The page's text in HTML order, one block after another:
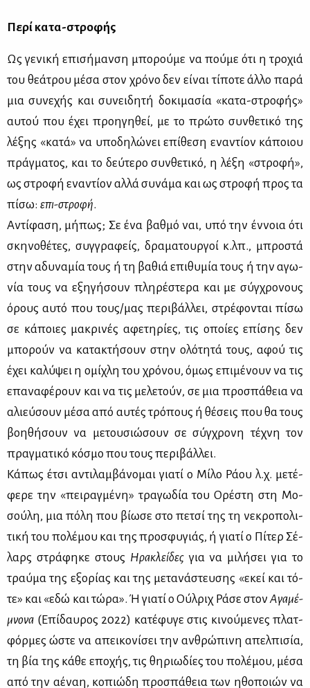
Πε­ρί κα­τα-στρο­φής
Ως γε­νι­κή επι­σή­μαν­ση μπο­ρού­με να πού­με ότι η τρο­χιά
του θε­ά­τρου μέ­σα στον χρό­νο δεν εί­ναι τί­πο­τε άλ­λο πα­ρά
μια συ­νε­χής και συ­νει­δη­τή δο­κι­μα­σία «κα­τα-στρο­φής»
αυ­τού που έχει προη­γη­θεί, με το πρώ­το συν­θε­τι­κό της
λέ­ξης «κα­τά» να υπο­δη­λώ­νει επί­θε­ση ενα­ντί­ον κά­ποιου
πράγ­μα­τος, και το δεύ­τε­ρο συν­θε­τι­κό, η λέ­ξη «στρο­φή»,
ως στρο­φή ενα­ντί­ον αλ­λά συ­νά­μα και ως στρο­φή προς τα
πί­σω: επι-στρο­φή.
Αντί­φα­ση, μή­πως; Σε ένα βαθ­μό ναι, υπό την έν­νοια ότι
σκη­νο­θέ­τες, συγ­γρα­φείς, δρα­μα­τουρ­γοί κ.λπ., μπρο­στά
στην αδυ­να­μία τους ή τη βα­θιά επι­θυ­μία τους ή την αγω­
νία τους να εξη­γή­σουν πλη­ρέ­στε­ρα και με σύγ­χρο­νους
όρους αυ­τό που τους/μας πε­ρι­βάλ­λει, στρέ­φο­νται πί­σω
σε κά­ποιες μα­κρι­νές αφε­τη­ρί­ες, τις οποί­ες επί­σης δεν
μπο­ρούν να κα­τα­κτή­σουν στην ολό­τη­τά τους, αφού τις
έχει κα­λύ­ψει η ομί­χλη του χρό­νου, όμως επι­μέ­νουν να τις
επα­να­φέ­ρουν και να τις με­λε­τούν, σε μια προ­σπά­θεια να
αλιεύ­σουν μέ­σα από αυ­τές τρό­πους ή θέ­σεις που θα τους
βοη­θή­σουν να με­του­σιώ­σουν σε σύγ­χρο­νη τέ­χνη τον
πραγ­μα­τι­κό κό­σμο που τους πε­ρι­βάλ­λει.
Κά­πως έτσι αντι­λαμ­βά­νο­μαι για­τί ο Μί­λο Ρά­ου λ.χ. με­τέ­
φε­ρε την «πει­ραγ­μέ­νη» τρα­γω­δία του Ορέ­στη στη Μο­
σού­λη, μια πό­λη που βί­ω­σε στο πε­τσί της τη νε­κρο­πο­λι­
τι­κή του πο­λέ­μου και της προ­σφυ­γιάς, ή για­τί ο Πί­τερ Σέ­
λαρς στρά­φη­κε στους Ηρα­κλεί­δεςγια να μι­λή­σει για το
τραύ­μα της εξο­ρί­ας και της με­τα­νά­στευ­σης «εκεί και τό­
τε» και «εδώ και τώ­ρα». Ή για­τί ο Ούλ­ριχ Ρά­σε στον Αγα­μέ­
μνο­να (Επί­δαυ­ρος 2022) κα­τέ­φυ­γε στις κι­νού­με­νες πλατ­
φόρ­μες ώστε να απει­κο­νί­σει την αν­θρώ­πι­νη απελ­πι­σία,
τη βία της κά­θε επο­χής, τις θη­ριω­δί­ες του πο­λέ­μου, μέ­σα
από την αέ­ναη, κο­πιώ­δη προ­σπά­θεια των ηθο­ποιών να